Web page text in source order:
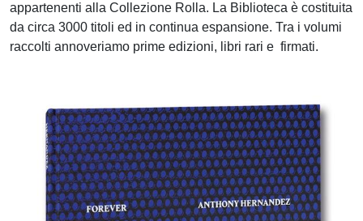
appartenenti alla Collezione Rolla. La Biblioteca è costituita
da circa 3000 titoli ed in continua espansione. Tra i volumi
raccolti annoveriamo prime edizioni, libri rari e firmati.